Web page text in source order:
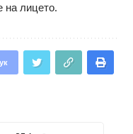
на лицето.